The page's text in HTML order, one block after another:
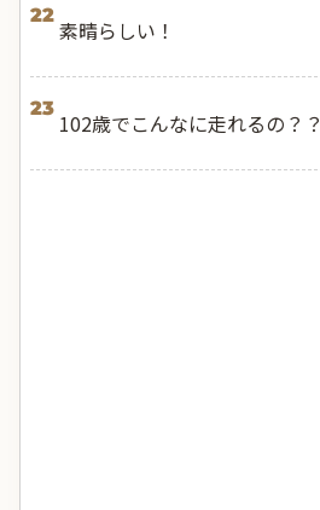
22
素晴らしい！
23
102歳でこんなに走れるの？？